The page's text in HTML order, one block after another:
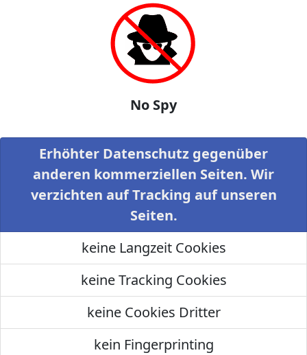
No Spy
Erhöhter Datenschutz gegenüber
anderen kommerziellen Seiten. Wir
verzichten auf Tracking auf unseren
Seiten.
keine Langzeit Cookies
keine Tracking Cookies
keine Cookies Dritter
kein Fingerprinting